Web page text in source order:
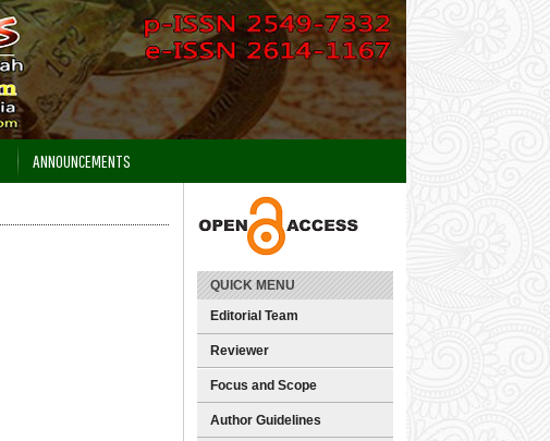
QUICK MENU
Editorial Team
Reviewer
Focus and Scope
Author Guidelines
ANNOUNCEMENTS